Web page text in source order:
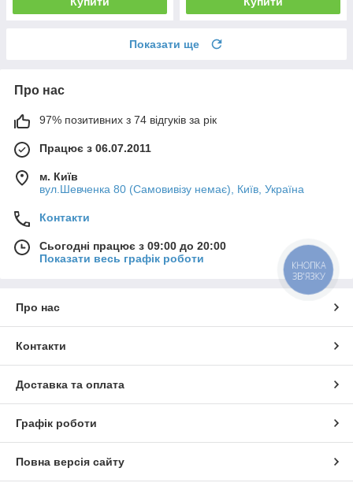
Показати ще
Про нас
97% позитивних з 74 відгуків за рік
Працює з 06.07.2011
м. Київ
вул.Шевченка 80 (Самовивізу немає), Київ, Україна
Контакти
Сьогодні працює з 09:00 до 20:00
Показати весь графік роботи
Про нас
Контакти
Доставка та оплата
Графік роботи
Повна версія сайту
КНОПКА
ЗВ'ЯЗКУ